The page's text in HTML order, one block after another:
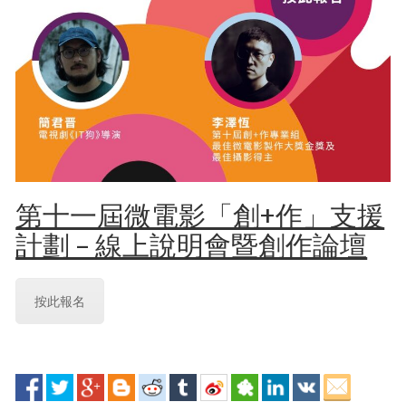
第十一屆微電影「創+作」支援
計劃 – 線上說明會暨創作論壇
按此報名